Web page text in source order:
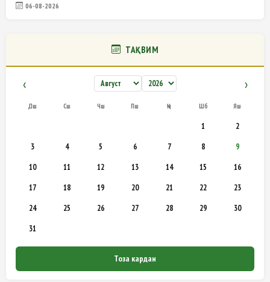
06-08-2026
ТАҚВИМ
‹ ›
Дш Сш Чш Пш Ҷм Шб Яш
1
2
3
4 5 6 7 8
9
10
11 12 13 14 15
16
17
18 19 20 21 22
23
24
25 26 27 28 29
30
31
Тоза кардан